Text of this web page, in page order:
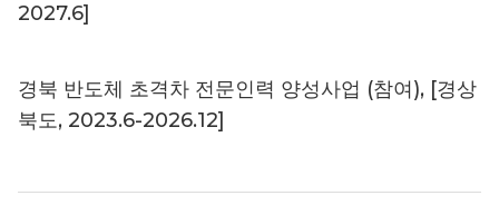
2027.6]
경북 반도체 초격차 전문인력 양성사업 (참여), [경상
북도, 2023.6-2026.12]